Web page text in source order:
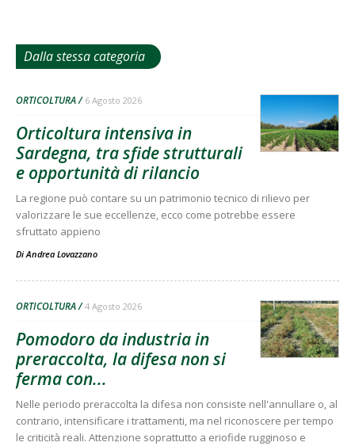
Dalla stessa categoria
ORTICOLTURA 6 Agosto 2026
Orticoltura intensiva in
Sardegna, tra sfide strutturali
e opportunità di rilancio
La regione può contare su un patrimonio tecnico di rilievo per
valorizzare le sue eccellenze, ecco come potrebbe essere
sfruttato appieno
DiAndrea Lovazzano
ORTICOLTURA 4 Agosto 2026
Pomodoro da industria in
preraccolta, la difesa non si
ferma con...
Nelle periodo preraccolta la difesa non consiste nell'annullare o, al
contrario, intensificare i trattamenti, ma nel riconoscere per tempo
le criticità reali. Attenzione soprattutto a eriofide rugginoso e